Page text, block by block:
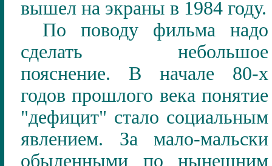
вышел на экраны в 1984 году.
По поводу фильма надо
сделать небольшое
пояснение. В начале 80-х
годов прошлого века понятие
"дефицит" стало социальным
явлением. За мало-мальски
обыденными по нынешним